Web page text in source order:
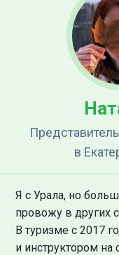
в
Я с Урала, но
провожу в других
В туризме с 2017
и инструктором на